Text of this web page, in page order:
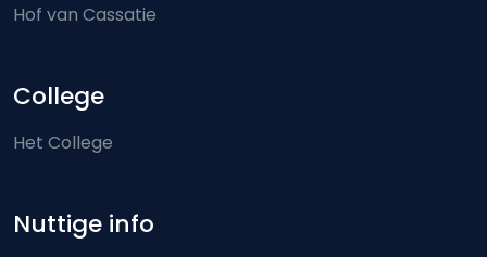
Hof van Cassatie
College
Het College
Nuttige info